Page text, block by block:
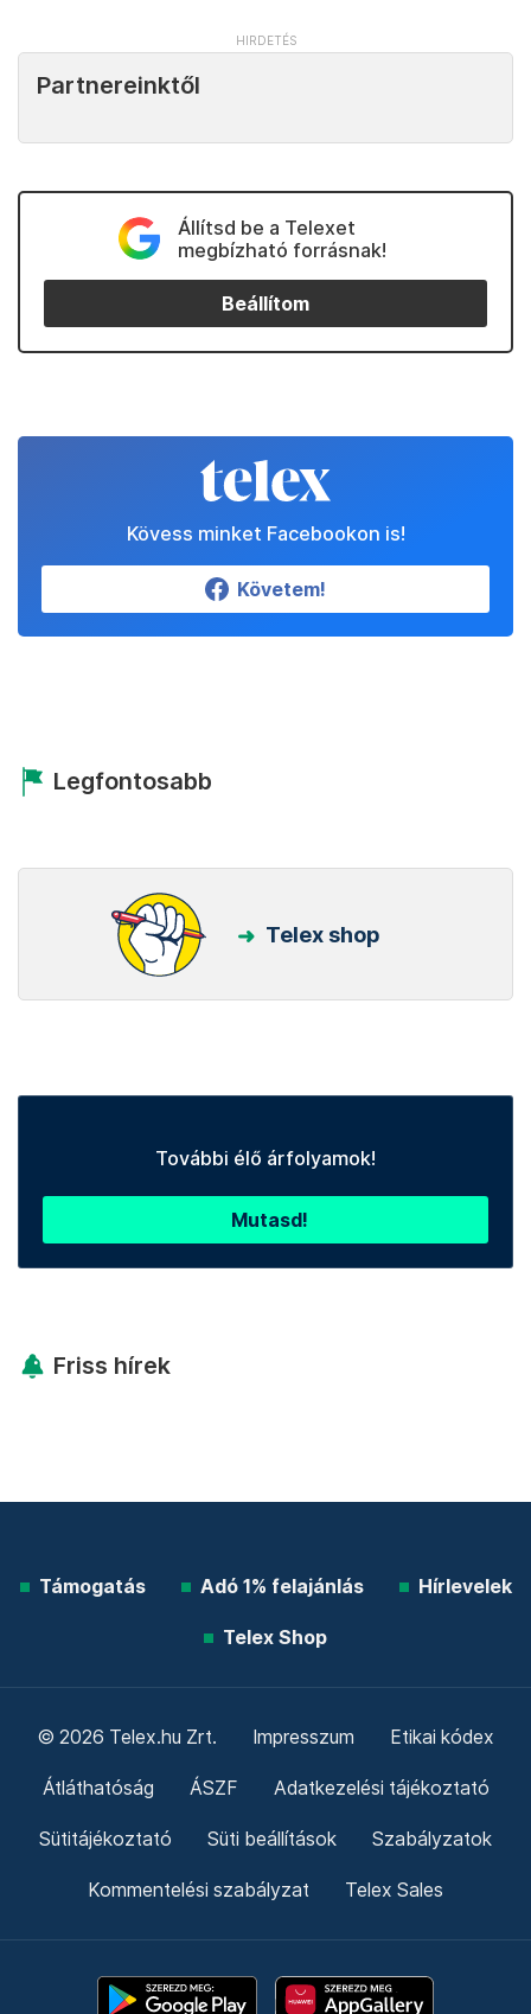
Partnereinktől
Állítsd be a Telexet
megbízható forrásnak!
Beállítom
Kövess minket Facebookon is!
Követem!
Legfontosabb
Telex shop
További élő árfolyamok!
Mutasd!
Friss hírek
Támogatás Adó 1% felajánlás Hírlevelek
Telex Shop
© 2026 Telex.hu Zrt. Impresszum Etikai kódex
Átláthatóság ÁSZF Adatkezelési tájékoztató
Sütitájékoztató Süti beállítások Szabályzatok
Kommentelési szabályzat Telex Sales